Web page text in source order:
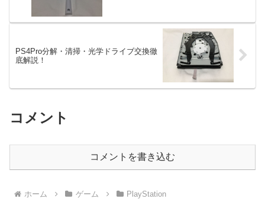
PS4Pro分解・清掃・光学ドライブ交換徹
底解説！
コメント
コメントを書き込む
ホーム ゲーム PlayStation